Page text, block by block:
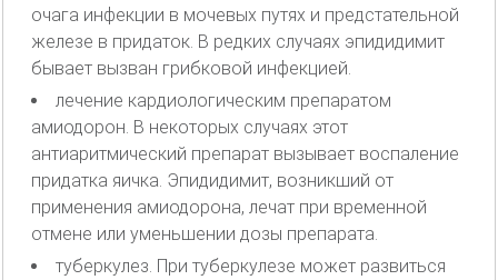
очага инфекции в мочевых путях и предстательной
железе в придаток. В редких случаях эпидидимит
бывает вызван грибковой инфекцией.
лечение кардиологическим препаратом
амиодорон. В некоторых случаях этот
антиаритмический препарат вызывает воспаление
придатка яичка. Эпидидимит, возникший от
применения амиодорона, лечат при временной
отмене или уменьшении дозы препарата.
туберкулез. При туберкулезе может развиться